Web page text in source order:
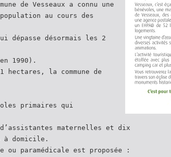
de Vesseaux a connu une
au cours des
dépasse désormais les 2
1990).
hectares, la commune de
primaires qui
maternelles et dix
à domicile.
ou paramédicale est proposée :